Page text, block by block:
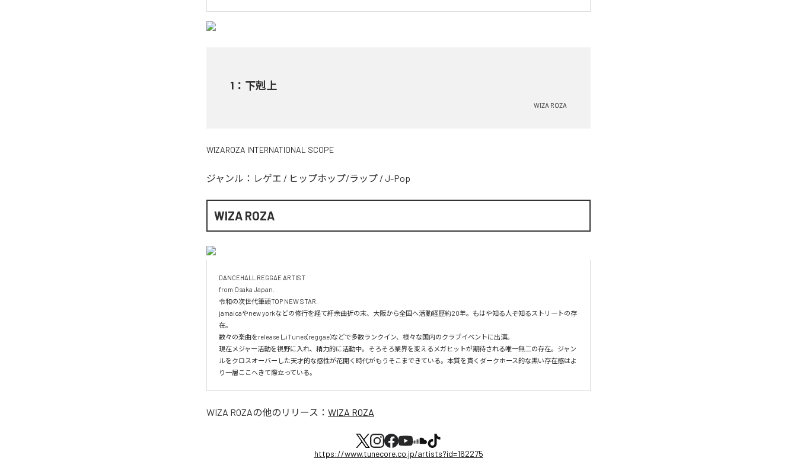
1 ： 下剋上
WIZA ROZA
WIZAROZA INTERNATIONAL SCOPE
ジャンル： レゲエ / ヒップホップ/ラップ / J-Pop
WIZA ROZA
DANCEHALL REGGAE ARTIST
from Osaka Japan.
令和の次世代筆頭TOP NEW STAR.
jamaicaやnew yorkなどの修行を経て紆余曲折の末、大阪から全国へ活動経歴約20年。もはや知る人ぞ知るストリートの存
在。
数々の楽曲をreleaseしiTunes(reggae)などで多数ランクイン、様々な国内のクラブイベントに出演。
現在メジャー活動を視野に入れ、精力的に活動中。そろそろ業界を変えるメガヒットが期待される唯一無二の存在。ジャン
ルをクロスオーバーした天才的な感性が花開く時代がもうそこまできている。本質を貫くダークホース的な黒い存在感はよ
り一層ここへきて際立っている。
WIZA ROZAの他のリリース： WIZA ROZA
https://www.tunecore.co.jp/artists?id=162275